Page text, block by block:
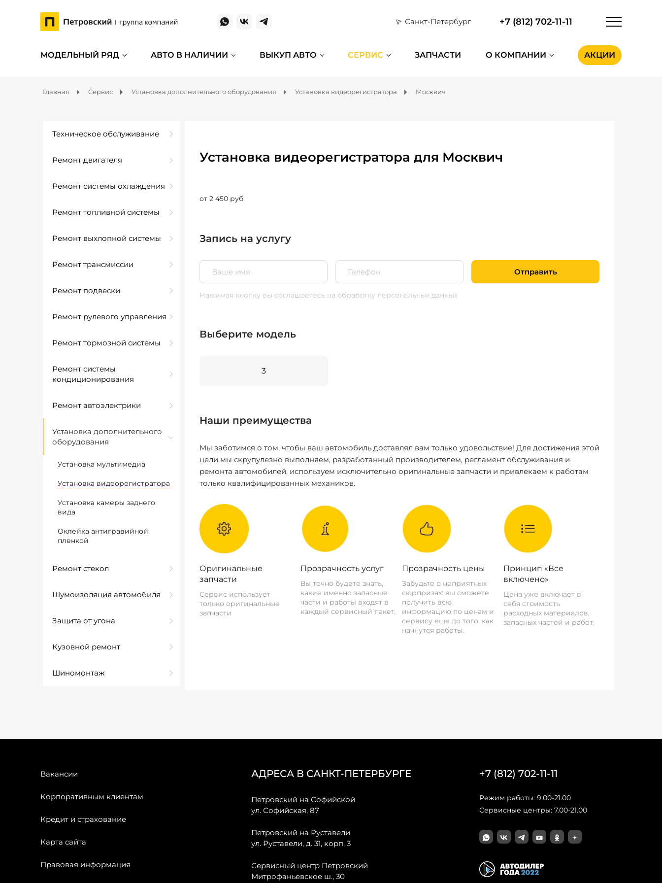
Санкт-Петербург +7 (812) 702-11-11
МОДЕЛЬНЫЙ РЯД АВТО В НАЛИЧИИ ВЫКУП АВТО СЕРВИС ЗАПЧАСТИ О КОМПАНИИ АКЦИИ
Главная Сервис Установка дополнительного оборудования Установка видеорегистратора Москвич
Техническое обслуживание
Ремонт двигателя
Ремонт системы охлаждения
Ремонт топливной системы
Ремонт выхлопной системы
Ремонт трансмиссии
Ремонт подвески
Ремонт рулевого управления
Ремонт тормозной системы
Ремонт системы
кондиционирования
Ремонт автоэлектрики
Установка дополнительного
оборудования
Установка мультимедиа
Установка видеорегистратора
Установка камеры заднего
вида
Оклейка антигравийной
пленкой
Ремонт стекол
Шумоизоляция автомобиля
Защита от угона
Кузовной ремонт
Шиномонтаж
Установка видеорегистратора для Москвич
от 2 450 руб.
Запись на услугу
Отправить
Нажимая кнопку вы соглашаетесь на обработку персональных данных
Выберите модель
3
Наши преимущества
Мы заботимся о том, чтобы ваш автомобиль доставлял вам только удовольствие! Для достижения этой
цели мы скрупулезно выполняем, разработанный производителем, регламент обслуживания и
ремонта автомобилей, используем исключительно оригинальные запчасти и привлекаем к работам
только квалифицированных механиков.
Оригинальные
запчасти
Сервис использует
только оригинальные
запчасти
Прозрачность услуг
Вы точно будете знать,
какие именно запасные
части и работы входят в
каждый сервисный пакет.
Прозрачность цены
Забудьте о неприятных
сюрпризах: вы сможете
получить всю
информацию по ценам и
сервису еще до того, как
начнутся работы.
Принцип «Все
включено»
Цена уже включает в
себя стоимость
расходных материалов,
запасных частей и работ.
Вакансии
Корпоративным клиентам
Кредит и страхование
Карта сайта
Правовая информация
АДРЕСА В САНКТ-ПЕТЕРБУРГЕ
Петровский на Софийской
ул. Софийская, 87
Петровский на Руставели
ул. Руставели, д. 31, корп. 3
Сервисный центр Петровский
Митрофаньевское ш., 30
+7 (812) 702-11-11
Режим работы: 9.00-21.00
Сервисные центры: 7.00-21.00